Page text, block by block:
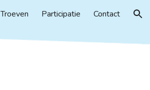
Troeven Participatie Contact